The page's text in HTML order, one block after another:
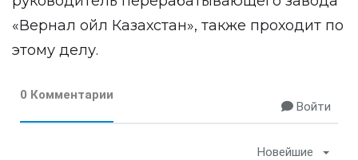
«Вернал ойл Казахстан», также проходит по
этому делу.
0 Комментарии
Войти
Новейшие